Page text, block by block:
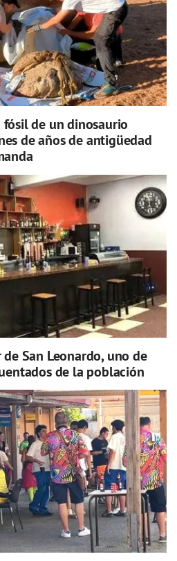
fósil de un dinosaurio
de años de antigüedad
San Leonardo, uno de
de la población